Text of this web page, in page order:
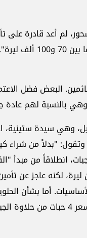
لم أعد قادرة على
البعض فضل
وهي بالنسبة لهم عادة
وهي سيدة ستينية،
انطلاقاً من مبدأ
4 ملايين ليرة، لكنه
أما بشأن